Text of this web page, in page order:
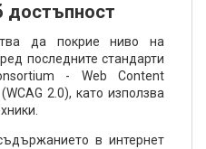
достъпност
да покрие ниво на
последните стандарти
- Web Content
2.0), като използва
в интернет